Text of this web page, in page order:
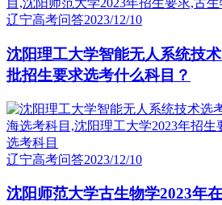
辽宁高考问答2023/12/10
沈阳理工大学智能无人系统技
批招生要求选考什么科目？
辽宁高考问答2023/12/10
沈阳师范大学古生物学2023年